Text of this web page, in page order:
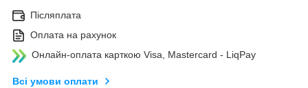
Післяплата
Оплата на рахунок
Онлайн-оплата карткою Visa, Mastercard - LiqPay
Всі умови оплати